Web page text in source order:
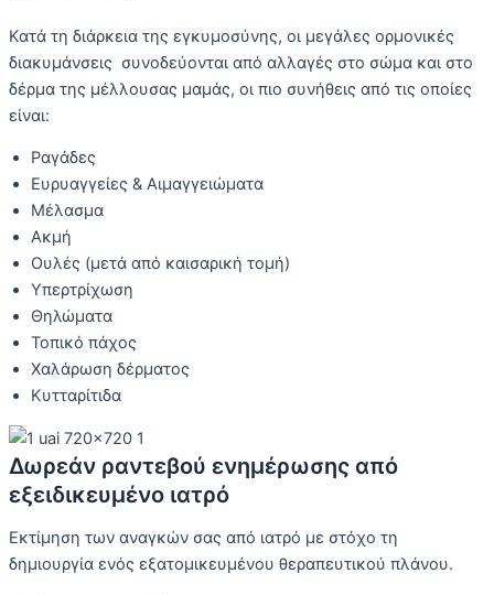
Κατά τη διάρκεια της εγκυμοσύνης, οι μεγάλες ορμονικές
διακυμάνσεις συνοδεύονται από αλλαγές στο σώμα και στο
δέρμα της μέλλουσας μαμάς, οι πιο συνήθεις από τις οποίες
είναι:
Ραγάδες
Ευρυαγγείες & Αιμαγγειώματα
Μέλασμα
Ακμή
Ουλές (μετά από καισαρική τομή)
Υπερτρίχωση
Θηλώματα
Τοπικό πάχος
Χαλάρωση δέρματος
Κυτταρίτιδα
Δωρεάν ραντεβού ενημέρωσης από
εξειδικευμένο ιατρό
Εκτίμηση των αναγκών σας από ιατρό με στόχο τη
δημιουργία ενός εξατομικευμένου θεραπευτικού πλάνου.